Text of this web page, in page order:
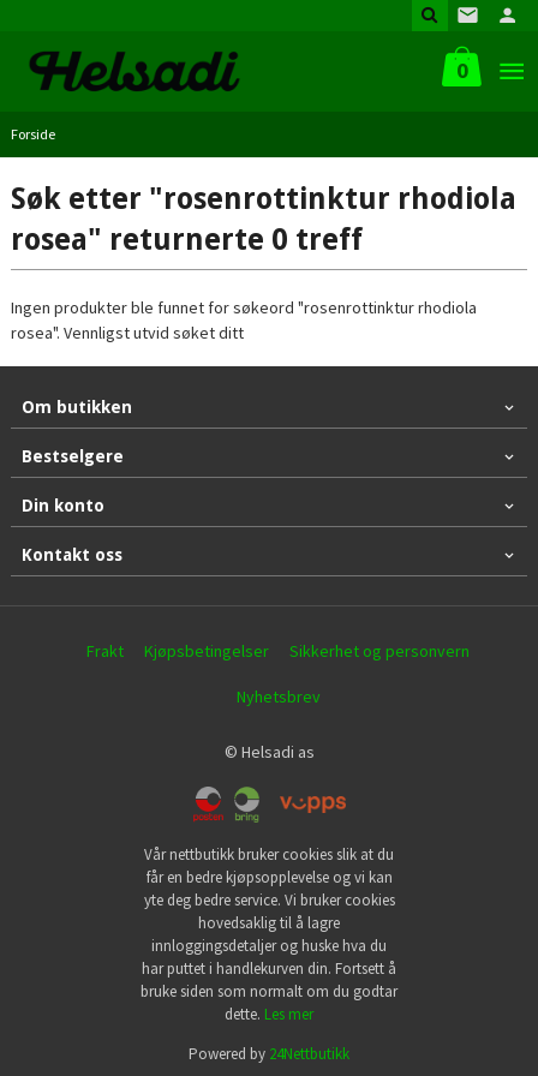
innholdet
0
Forside
Søk etter "rosenrottinktur rhodiola
rosea" returnerte 0 treff
Ingen produkter ble funnet for søkeord "rosenrottinktur rhodiola
rosea". Vennligst utvid søket ditt
Om butikken
Bestselgere
Din konto
Kontakt oss
Frakt Kjøpsbetingelser Sikkerhet og personvern
Nyhetsbrev
© Helsadi as
Vår nettbutikk bruker cookies slik at du
får en bedre kjøpsopplevelse og vi kan
yte deg bedre service. Vi bruker cookies
hovedsaklig til å lagre
innloggingsdetaljer og huske hva du
har puttet i handlekurven din. Fortsett å
bruke siden som normalt om du godtar
dette. Les mer
Powered by 24Nettbutikk